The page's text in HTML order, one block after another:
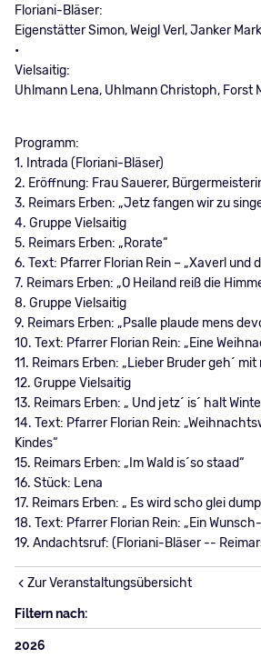
Floriani-Bläser:
Eigenstätter Simon, Weigl Verl, Janker
•
Vielsaitig:
Uhlmann Lena, Uhlmann Christoph, Forst
Programm:
1. Intrada (Floriani-Bläser)
2. Eröffnung: Frau Sauerer,
3. Reimars Erben: „Jetz fangen wir zu
4. Gruppe Vielsaitig
5. Reimars Erben: „Rorate“
6. Text: Pfarrer Florian Rein – „Xaverl und
7. Reimars Erben: „O Heiland reiß die
8. Gruppe Vielsaitig
9. Reimars Erben: „Psalle plaude mens
10. Text: Pfarrer Florian Rein: „Eine
11. Reimars Erben: „Lieber Bruder geh´ mit
12. Gruppe Vielsaitig
13. Reimars Erben: „ Und jetz´ is´ halt
14. Text: Pfarrer Florian Rein:
Kindes“
15. Reimars Erben: „Im Wald is´so staad“
16. Stück: Lena
17. Reimars Erben: „ Es wird scho glei
18. Text: Pfarrer Florian Rein: „Ein
19. Andachtsruf: (Floriani-Bläser --
Zur Veranstaltungsübersicht
Filtern nach:
2026